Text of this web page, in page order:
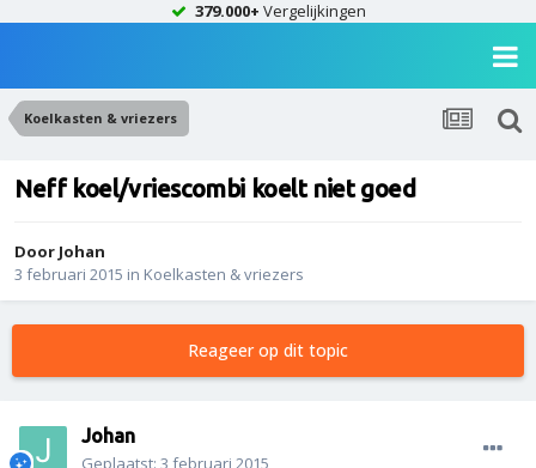
379.000+ Vergelijkingen
Koelkasten & vriezers
Neff koel/vriescombi koelt niet goed
Door Johan
3 februari 2015 in Koelkasten & vriezers
Reageer op dit topic
Johan
Geplaatst: 3 februari 2015